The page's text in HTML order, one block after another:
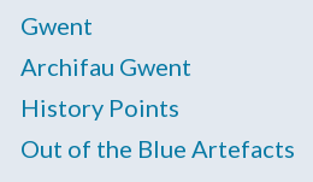
Gwent
Archifau Gwent
History Points
Out of the Blue Artefacts